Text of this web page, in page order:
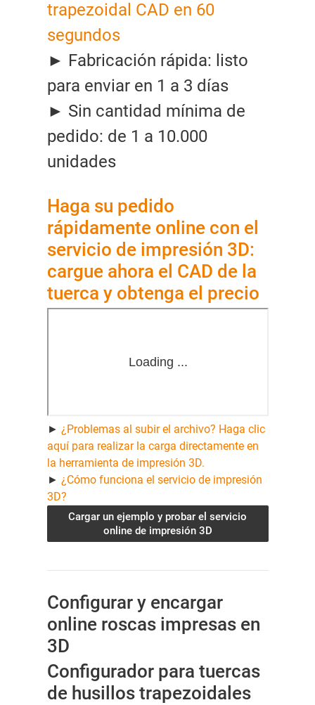
trapezoidal CAD en 60
segundos
► Fabricación rápida: listo
para enviar en 1 a 3 días
► Sin cantidad mínima de
pedido: de 1 a 10.000
unidades
Haga su pedido
rápidamente online con el
servicio de impresión 3D:
cargue ahora el CAD de la
tuerca y obtenga el precio
► ¿Problemas al subir el archivo? Haga clic
aquí para realizar la carga directamente en
la herramienta de impresión 3D.
► ¿Cómo funciona el servicio de impresión
3D?
Cargar un ejemplo y probar el servicio
online de impresión 3D
Configurar y encargar
online roscas impresas en
3D
Configurador para tuercas
de husillos trapezoidales